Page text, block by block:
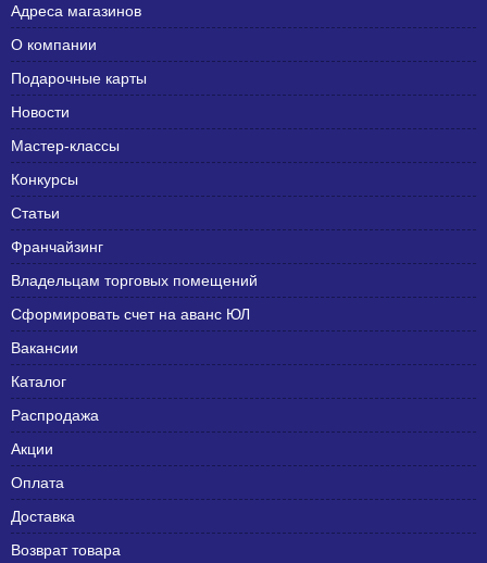
Адреса магазинов
О компании
Подарочные карты
Новости
Мастер-классы
Конкурсы
Статьи
Франчайзинг
Владельцам торговых помещений
Сформировать счет на аванс ЮЛ
Вакансии
Каталог
Распродажа
Акции
Оплата
Доставка
Возврат товара